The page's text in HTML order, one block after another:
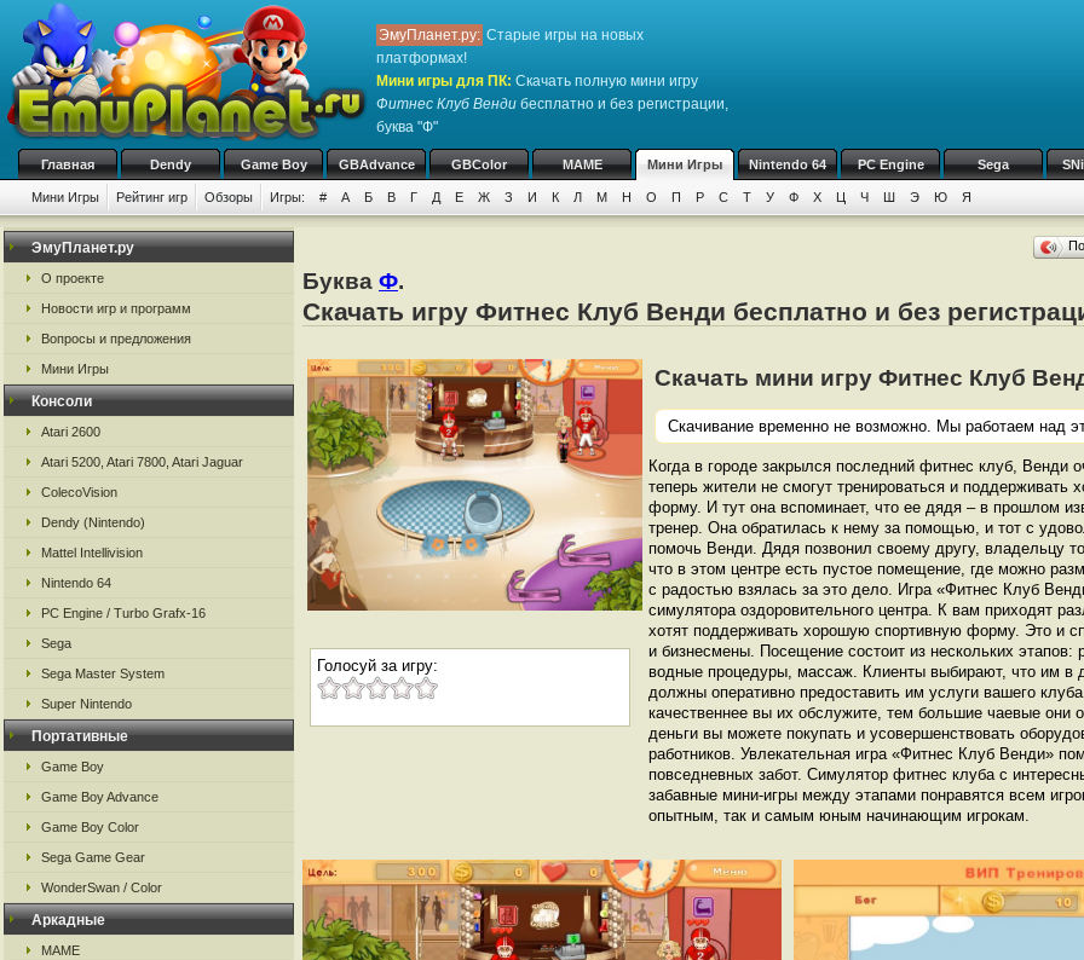
ЭмуПланет.ру: Старые игры на новых
платформах!
Мини игры для ПК: Скачать полную мини игру
Фитнес Клуб Венди бесплатно и без регистрации,
буква "Ф"
Главная Dendy Game Boy GBAdvance GBColor MAME Мини Игры Nintendo 64 PC Engine Sega
Мини Игры Рейтинг игр Обзоры Игры: # А Б В Г Д Е Ж З И К Л М Н О П Р С Т У Ф Х Ц Ч Ш Э Ю Я
ЭмуПланет.ру
О проекте
Новости игр и программ
Вопросы и предложения
Мини Игры
Консоли
Atari 2600
Atari 5200, Atari 7800, Atari Jaguar
ColecoVision
Dendy (Nintendo)
Mattel Intellivision
Nintendo 64
PC Engine / Turbo Grafx-16
Sega
Sega Master System
Super Nintendo
Портативные
Game Boy
Game Boy Advance
Game Boy Color
Sega Game Gear
WonderSwan / Color
Аркадные
MAME
Буква Ф.
Скачать игру Фитнес Клуб Венди бесплатно и без
Голосуй за игру:
Скачать мини игру Фитнес Клуб
Скачивание временно не возможно. Мы работаем над
Когда в городе закрылся последний фитнес клуб, Венди
теперь жители не смогут тренироваться и поддерживать
форму. И тут она вспоминает, что ее дядя – в прошлом
тренер. Она обратилась к нему за помощью, и тот с
помочь Венди. Дядя позвонил своему другу, владельцу
что в этом центре есть пустое помещение, где можно
с радостью взялась за это дело. Игра «Фитнес Клуб
симулятора оздоровительного центра. К вам приходят
хотят поддерживать хорошую спортивную форму. Это и
и бизнесмены. Посещение состоит из нескольких этапов:
водные процедуры, массаж. Клиенты выбирают, что им в
должны оперативно предоставить им услуги вашего
качественнее вы их обслужите, тем большие чаевые они
деньги вы можете покупать и усовершенствовать
работников. Увлекательная игра «Фитнес Клуб Венди»
повседневных забот. Симулятор фитнес клуба с
забавные мини-игры между этапами понравятся всем
опытным, так и самым юным начинающим игрокам.